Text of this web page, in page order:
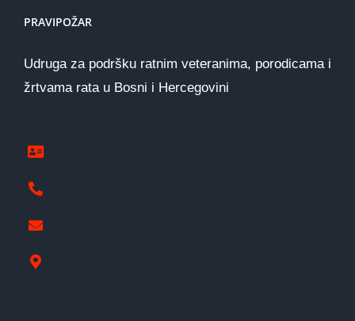
PRAVIPOŽAR
Udruga za podršku ratnim veteranima, porodicama i
žrtvama rata u Bosni i Hercegovini